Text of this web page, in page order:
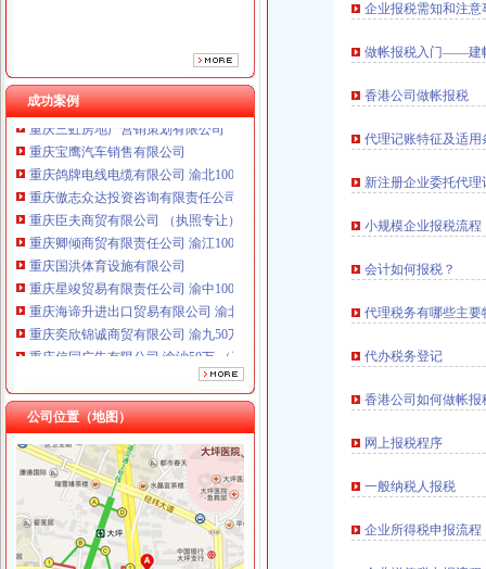
成功案例
重庆奕欣锦诚商贸有限公司 渝九50万 （工商注册）
重庆信同广告有限公司 渝沙50万 （工商注册）
重庆三虹房地产营销策划有限公司
重庆宝鹰汽车销售有限公司
重庆鸽牌电线电缆有限公司 渝北10010万 (进出口权)
重庆傲志众达投资咨询有限责任公司 渝九1000万 （增资）
重庆臣夫商贸有限公司 （执照专让）
重庆卿倾商贸有限责任公司 渝江100万 （工商注册）
重庆国洪体育设施有限公司
重庆星竣贸易有限责任公司 渝中100万 （进出口权）
重庆海谛升进出口贸易有限公司 渝北100万 （进出口权）
重庆奕欣锦诚商贸有限公司 渝九50万 （工商注册）
重庆信同广告有限公司 渝沙50万 （工商注册）
公司位置（地图）
工商动态
忠县工商局深入开展城市外贸公司注册要求环境集中整
南川工商局外贸公司注册条件个协大力培育发展农村经纪人
企业报税需知和注意
做帐报税入门——建
香港公司做帐报税
代理记账特征及适用
新注册企业委托代
小规模企业报税流程
会计如何报税？
代理税务有哪些主要
代办税务登记
香港公司如何做帐报
网上报税程序
一般纳税人报税
企业所得税申报流程